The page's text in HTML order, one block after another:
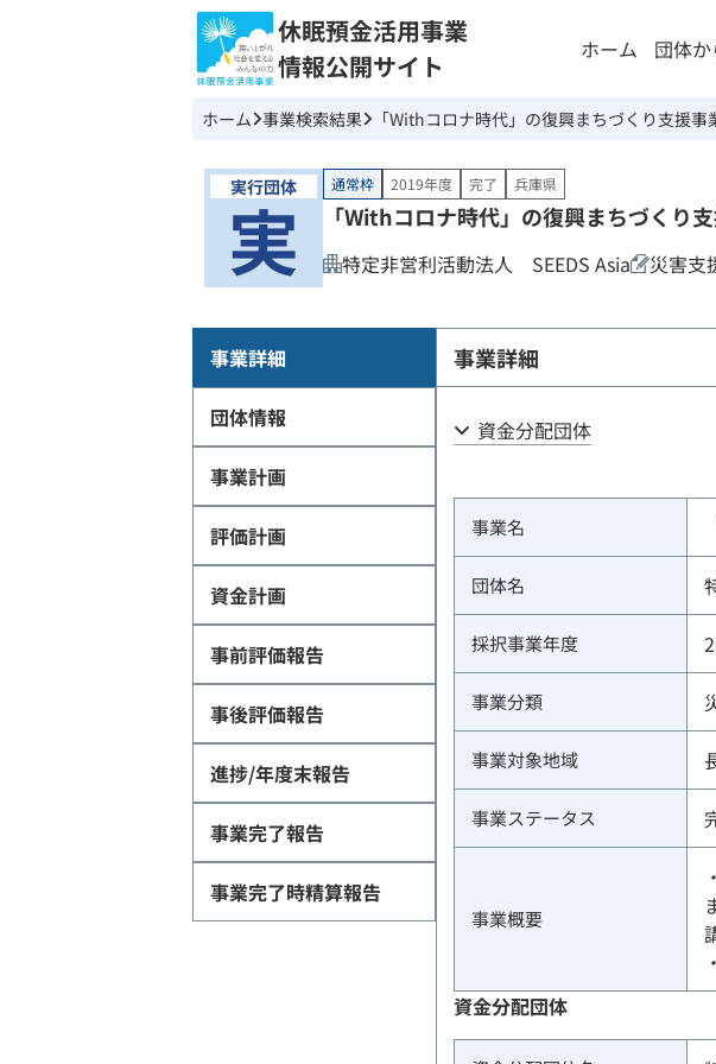
休眠預金活用事業
情報公開サイト
ホーム 団体
ホーム 事業検索結果 「Withコロナ時代」の復興まちづくり支援事
通常枠 2019年度 完了 兵庫県
「Withコロナ時代」の復興まちづくり
特定非営利活動法人 SEEDS Asia 災害支
事業詳細
団体情報
事業計画
評価計画
資金計画
事前評価報告
事後評価報告
進捗/年度末報告
事業完了報告
事業完了時精算報告
事業詳細
資金分配団体
事業名
団体名
採択事業年度
事業分類
事業対象地域
事業ステータス
事業概要
資金分配団体